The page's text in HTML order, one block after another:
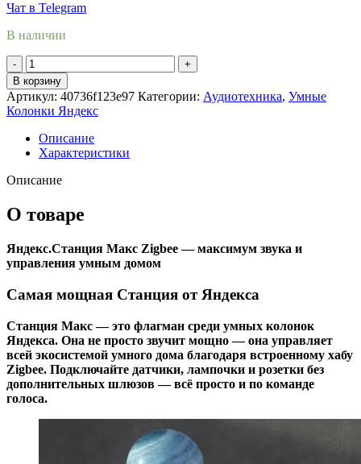
Чат в Telegram
В наличии
Количество
товара
Умная
колонка
Яндекс
Станция
Макс
Zigbee
В корзину
Артикул: 40736f123e97 Категории: Аудиотехника, Умные
Колонки Яндекс
Описание
Характеристики
Описание
О товаре
Яндекс.Станция Макс Zigbee — максимум звука и
управления умным домом
Самая мощная Станция от Яндекса
Станция Макс — это флагман среди умных колонок
Яндекса. Она не просто звучит мощно — она управляет
всей экосистемой умного дома благодаря встроенному хабу
Zigbee. Подключайте датчики, лампочки и розетки без
дополнительных шлюзов — всё просто и по команде
голоса.